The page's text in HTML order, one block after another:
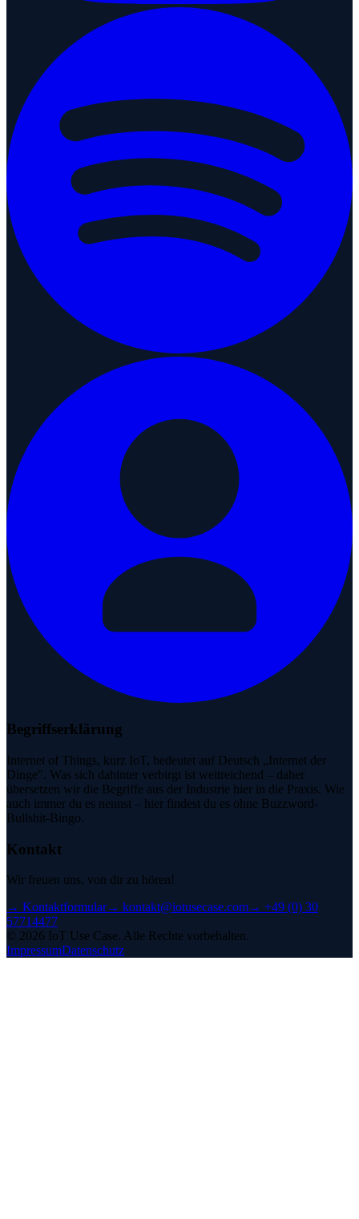
Begriffserklärung
Internet of Things, kurz IoT, bedeutet auf Deutsch „Internet der
Dinge". Was sich dahinter verbirgt ist weitreichend – daher
übersetzen wir die Begriffe aus der Industrie hier in die Praxis. Wie
auch immer du es nennst – hier findest du es ohne Buzzword-
Bullshit-Bingo.
Kontakt
Wir freuen uns, von dir zu hören!
→ Kontaktformular→ kontakt@iotusecase.com→ +49 (0) 30
57714477
© 2026 IoT Use Case. Alle Rechte vorbehalten.
ImpressumDatenschutz